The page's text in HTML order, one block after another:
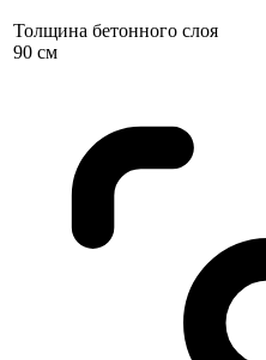
Толщина бетонного слоя
90 см